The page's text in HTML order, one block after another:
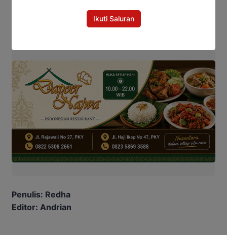
Ribu Hektar, Kalteng Siapkan
Petani Masa Depan
Penulis: Redha
Editor: Andrian
Ikuti Saluran